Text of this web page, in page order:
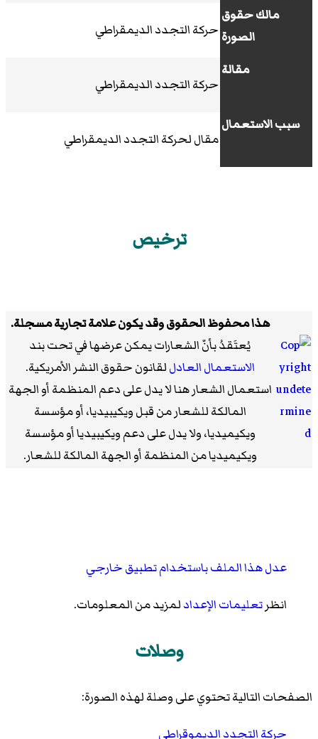
مالك حقوق
الصورة حركة التجدد الديمقراطي
مقالة
حركة التجدد الديمقراطي
سبب الاستعمال
مقال لحركة التجدد الديمقراطي
ترخيص
هذامحفوظ الحقوق وقد يكون علامة تجارية مسجلة.
يُعتَقدُ بأنّ الشعارات يمكن عرضها فيتحت بند
الاستعمال العادللقانون حقوق النشر الأمريكية.
استعمال الشعار هنا لا يدل على دعم المنظمة أو الجهة
المالكة للشعار من قبل ويكيبيديا، أو مؤسسة
ويكيميديا، ولا يدل على دعم ويكيبيديا أو مؤسسة
ويكيميديا من المنظمة أو الجهة المالكة للشعار.
عدل هذا الملف باستخدام تطبيق خارجي
انظرتعليمات الإعدادلمزيد من المعلومات.
وصلات
الصفحات التالية تحتوي على وصلة لهذه الصورة:
حركة التجدد الديموقراطي